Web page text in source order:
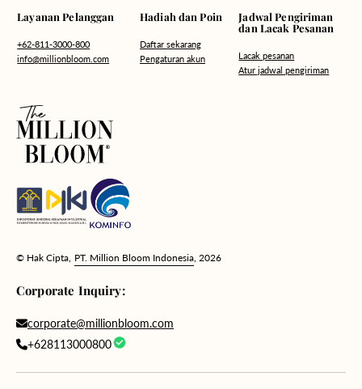
Layanan Pelanggan
+62-811-3000-800
info@millionbloom.com
Hadiah dan Poin
Daftar sekarang
Pengaturan akun
Jadwal Pengiriman
dan Lacak Pesanan
Lacak pesanan
Atur jadwal pengiriman
© Hak Cipta, PT. Million Bloom Indonesia , 2026
Corporate Inquiry:
corporate@millionbloom.com
+628113000800